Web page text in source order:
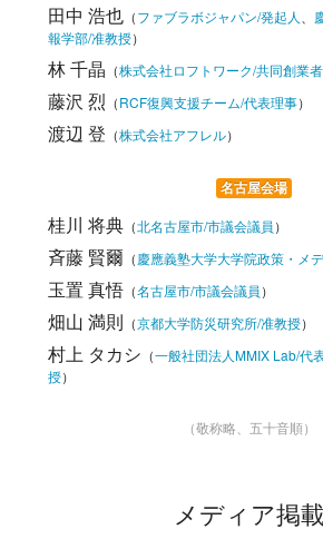
田中 浩也（ファブラボジャパン/発起人
報学部/准教授）
林 千晶 （株式会社ロフトワーク/共同創業
藤沢 烈 （RCF復興支援チーム/代表理事）
渡辺 登 （株式会社アフレル）
名古屋会場
桂川 将典（北名古屋市/市議会議員）
斉藤 賢爾 （慶應義塾大学大学院政策・メ
玉置 真悟（名古屋市/市議会議員）
畑山 満則 （京都大学防災研究所/准教授）
村上 タカシ （一般社団法人MMIX Lab/代
授）
（敬称略、五十音順）
メディア掲載